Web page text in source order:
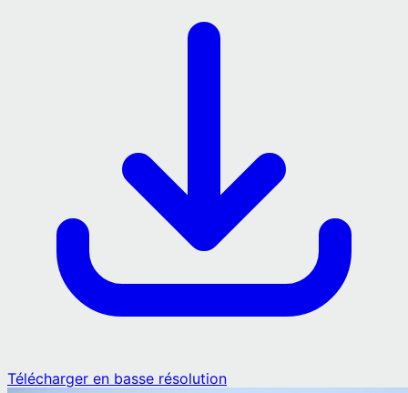
Télécharger en basse résolution